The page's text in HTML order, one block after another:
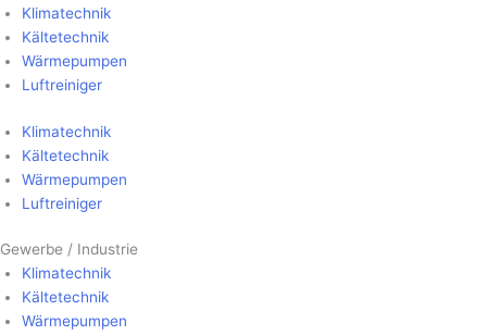
Klima­technik
Kälte­technik
Wärme­pumpen
Luft­reiniger
Klima­technik
Kälte­technik
Wärme­pumpen
Luft­reiniger
Gewerbe / Industrie
Klima­technik
Kälte­technik
Wärme­pumpen